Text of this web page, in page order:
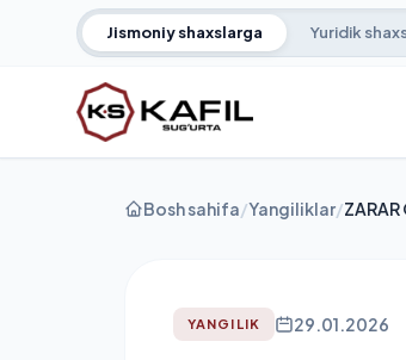
Jismoniy shaxslarga Yuridik
Bosh sahifa/Yangiliklar/
YANGILIK 29.01.2026